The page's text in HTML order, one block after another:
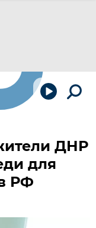
ДНР
для
РФ